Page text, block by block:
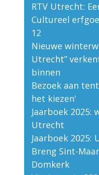
RTV Utrecht:
Cultureel
12
Nieuwe
Utrecht”
binnen
Bezoek aan
het kiezen'
Jaarboek 2025:
Utrecht
Jaarboek 2025:
Breng Sint-
Domkerk